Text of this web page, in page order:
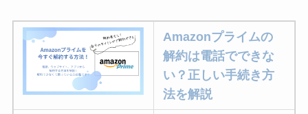
解約できない？電話以外
に手続きする方法ある？
ニューZの解約まとめ！
電話が繋がらない時の裏
ワザ
Amazonプライムの
解約は電話でできな
い？正しい手続き方
法を解説